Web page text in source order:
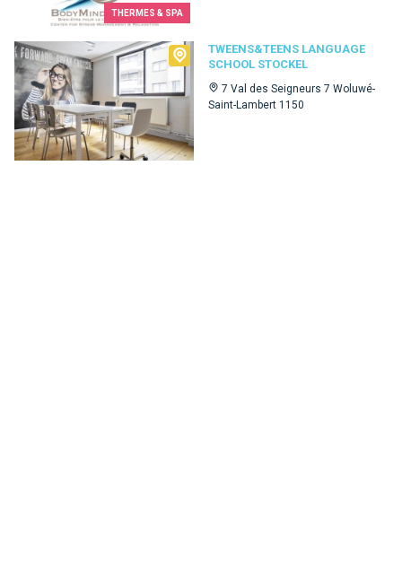
THERMES & SPA
TWEENS&TEENS LANGUAGE
SCHOOL STOCKEL
7 Val des Seigneurs 7 Woluwé-
Saint-Lambert 1150
Tweens&Teens language school Stockel